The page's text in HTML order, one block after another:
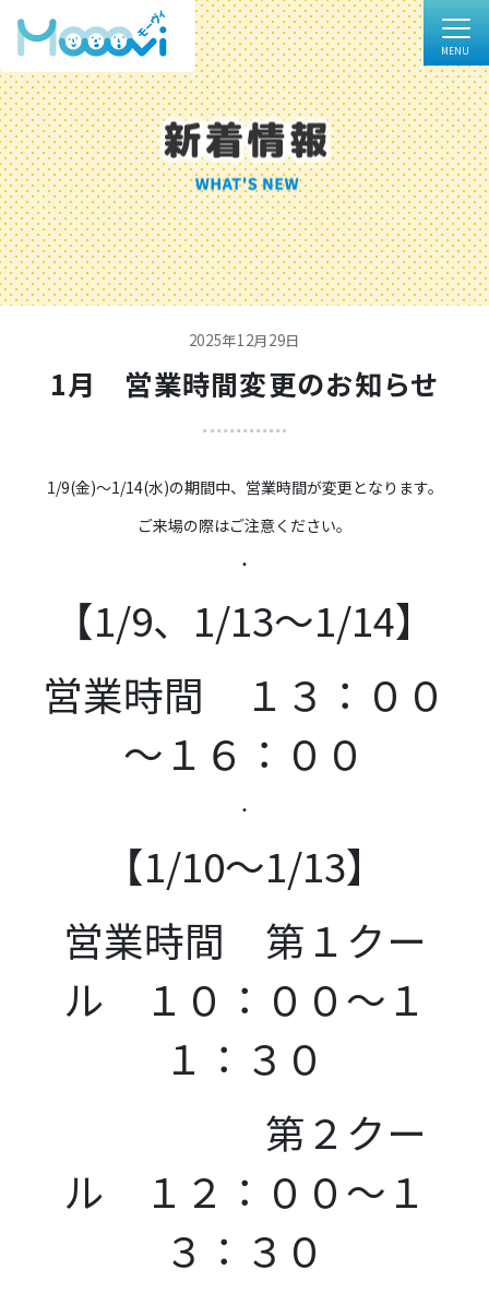
2025年12月29日
1月 営業時間変更のお知らせ
1/9(金)～1/14(水)の期間中、営業時間が変更となります。
ご来場の際はご注意ください。
・
【1/9、1/13～1/14】
営業時間 １３：００
～１６：００
・
【1/10～1/13】
営業時間 第１クー
ル １０：００～１
１：３０
第２クー
ル １２：００～１
３：３０